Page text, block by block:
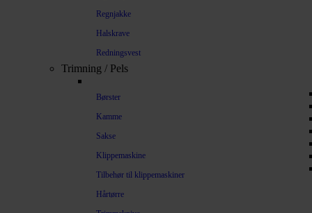
Regnjakke
Halskrave
Redningsvest
Trimning / Pels
Børster
Kamme
Sakse
Klippemaskine
Tilbehør til klippemaskiner
Hårtørre